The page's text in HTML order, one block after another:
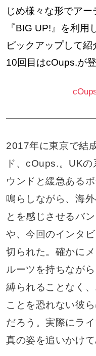
じめ様々な形でア
『BIG UP!』を利用
ピックアップして
10回目はcOups.が登
2017年に東京で結
ド、cOups.。UK
ウンドと緩急ある
鳴らしながら、海
とを感じさせるバ
や、今回のインタ
切られた。確かに
ルーツを持ちなが
縛られることなく
ことを恐れない彼
だろう。実際にラ
真の姿を追いかけて